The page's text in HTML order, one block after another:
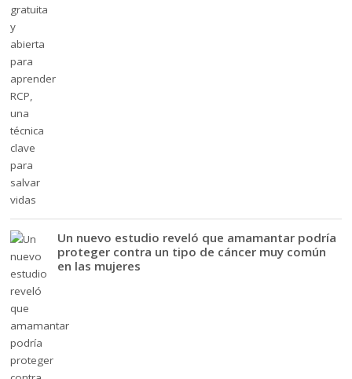
Un nuevo estudio reveló que amamantar podría
proteger contra un tipo de cáncer muy común
en las mujeres